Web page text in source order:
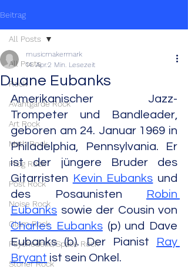
Beitrag
All Posts
Rock
Avantgarde Rock
Art Rock
Math Rock
Prog Rock
Post Rock
Noise Rock
Glam Rock
Psychedelic/Space Rock
Stoner Rock
All Posts
Duane Eubanks
musicmakermark
14. Apr.2 Min. Lesezeit
Amerikanischer Jazz-
Trompeter und Bandleader,
geboren am 24. Januar 1969 in
Philadelphia, Pennsylvania. Er
ist der jüngere Bruder des
Gitarristen Kevin Eubanks und
des Posaunisten
Robin
Eubanks
Charles Eubanks (p) und Dave
Eubanks (b). Der Pianist
Ray
Bryant ist sein Onkel.